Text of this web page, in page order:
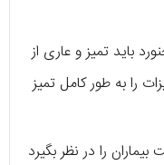
باید تمیز و عاری از
را به طور کامل تمیز
را در نظر بگیرد